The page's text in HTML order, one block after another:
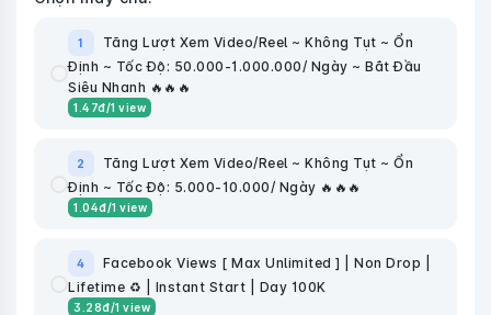
1
Tăng Lượt Xem Video/Reel ~ Không Tụt ~ Ổn
Định ~ Tốc Độ: 50.000-1.000.000/ Ngày ~ Bắt Đầu
Siêu Nhanh 🔥🔥🔥
1.47đ/1 view
2
Tăng Lượt Xem Video/Reel ~ Không Tụt ~ Ổn
Định ~ Tốc Độ: 5.000-10.000/ Ngày 🔥🔥🔥
1.04đ/1 view
4
Facebook Views [ Max Unlimited ] | Non Drop |
Lifetime ♻️ | Instant Start | Day 100K
3.28đ/1 view